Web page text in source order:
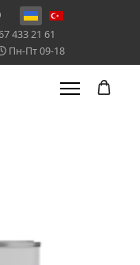
Оберіть свою мову
433 21 61
Пн-Пт 09-18